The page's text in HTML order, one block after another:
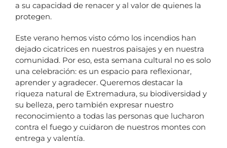
a su capacidad de renacer y al valor de quienes la
protegen.
Este verano hemos visto cómo los incendios han
dejado cicatrices en nuestros paisajes y en nuestra
comunidad. Por eso, esta semana cultural no es solo
una celebración: es un espacio para reflexionar,
aprender y agradecer. Queremos destacar la
riqueza natural de Extremadura, su biodiversidad y
su belleza, pero también expresar nuestro
reconocimiento a todas las personas que lucharon
contra el fuego y cuidaron de nuestros montes con
entrega y valentía.